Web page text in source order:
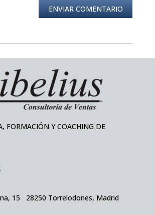
FORMACIÓN Y COACHING DE
15 28250 Torrelodones, Madrid